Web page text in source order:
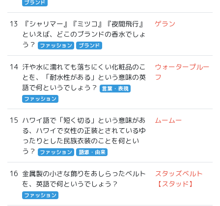
ブランド
13
『シャリマー』『ミツコ』『夜間飛行』
といえば、どこのブランドの香水でしょ
う？
ファッション ブランド
ゲラン
14 汗や水に濡れても落ちにくい化粧品のこ
とを、「耐水性がある」という意味の英
語で何というでしょう？
言葉・表現
ファッション
ウォータープルー
フ
15 ハワイ語で「短く切る」という意味があ
る、ハワイで女性の正装とされているゆ
ったりとした民族衣装のことを何とい
う？
ファッション 語源・由来
ムームー
16 金属製の小さな飾りをあしらったベルト
を、英語で何というでしょう？
ファッション
スタッズベルト
【スタッド】